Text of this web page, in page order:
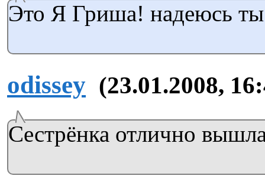
Это Я Гриша! надеюсь
odissey (23.01.2008,
Сестрёнка отлично